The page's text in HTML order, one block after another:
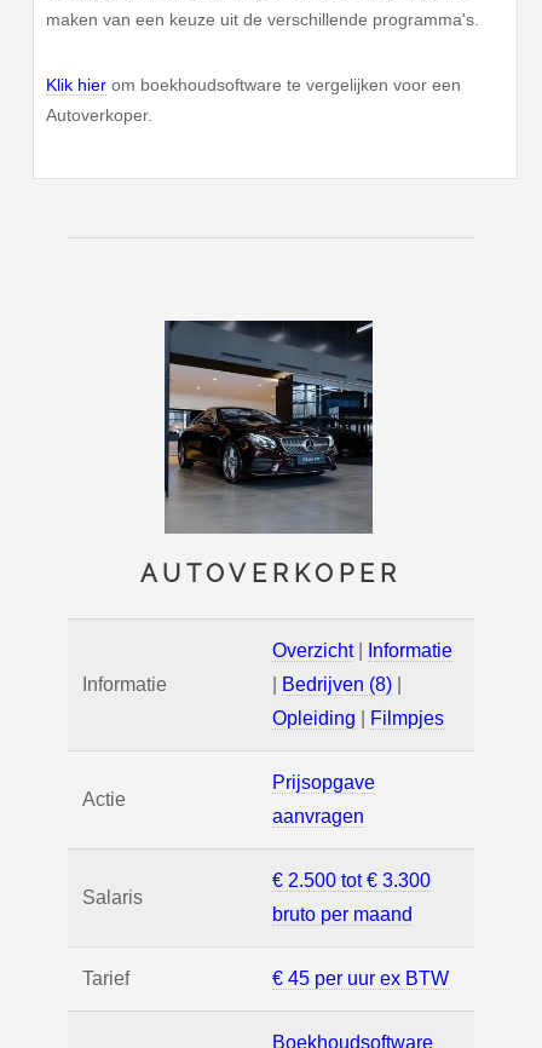
maken van een keuze uit de verschillende programma's.
Klik hier om boekhoudsoftware te vergelijken voor een
Autoverkoper.
AUTOVERKOPER
Informatie
Overzicht|
Informatie
Bedrijven (8)
Opleiding
Filmpjes
Actie
Prijsopgave
aanvragen
Salaris
€ 2.500 tot € 3.300
bruto per maand
Tarief € 45 per uur ex BTW
Boekhoudsoftware